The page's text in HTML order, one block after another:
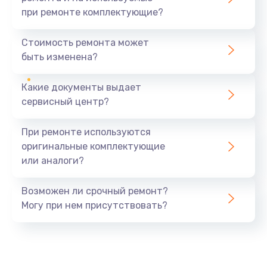
1440 руб.
Ремонт южного моста
Замена батарейки BIOS
Заказать
при ремонте комплектующие?
Стоимость ремонта может
быть изменена?
Какие документы выдает
сервисный центр?
При ремонте используются
оригинальные комплектующие
или аналоги?
Возможен ли срочный ремонт?
Могу при нем присутствовать?